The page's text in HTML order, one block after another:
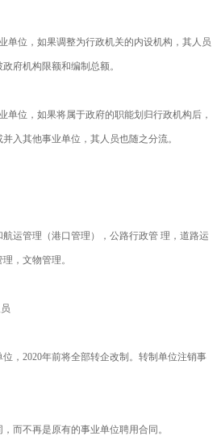
单位，如果调整为行政机关的内设机构，其人员
府机构限额和编制总额。
单位，如果将属于政府的职能划归行政机构后，
入其他事业单位，其人员也随之分流。
运管理（港口管理），公路行政管 理，道路运
，文物管理。
，2020年前将全部转企改制。转制单位注销事
而不再是原有的事业单位聘用合同。